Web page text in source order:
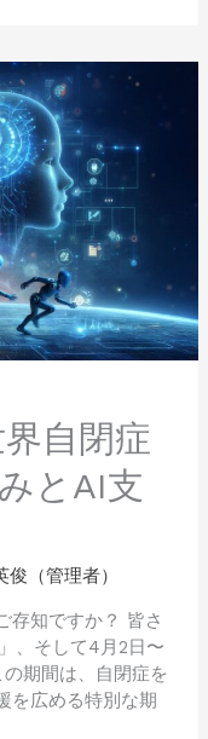
自閉症
とAI支
俊（管理者）
存知ですか？ 皆さ
、そして4月2日〜
期間は、自閉症を
を広める特別な期